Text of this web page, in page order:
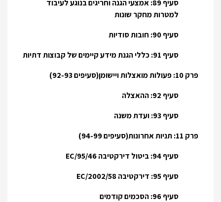
סעיף 89: אמצעי הגנה וחריגים בנוגע לעיבוד
למטרות מחקר שונות
סעיף 90: חובות סודיות
סעיף 91: כללי הגנת מידע קיימים של קבוצות דתיות
פרק 10: פעולות מואצלות ויישומן(סעיפים 92-93)
סעיף 92: ההאצלה
סעיף 93: ועדת משנה
פרק 11: תניות אחרונות(סעיפים 94-99)
סעיף 94: ביטול דירקטיבה 95/46/EC
סעיף 95: דירקטיבה 2002/58/EC
סעיף 96: הסכמים קודמים